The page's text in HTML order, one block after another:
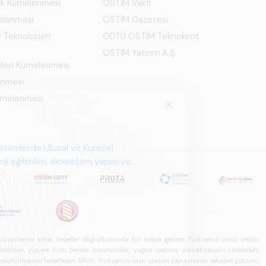
Ulusal ve Küresel
ekosistem yapısı ve
Kümelenmesi
Teknolojileri
Kümelenmesi
OSTİM Vakfı
OSTİM Gazetesi
ODTÜ OSTİM Teknokent
OSTİM Yatırım A.Ş.
ortak hedefler doğrultusunda bir araya getiren Türkiye'nin öncü sektör
yüksek hızlı trenler, lokomotifler, vagon üretimi, sinyalizasyon sistemleri,
hedefleyen ARUS, Türkiye'nin raylı ulaşım sanayisinin rekabet gücünü